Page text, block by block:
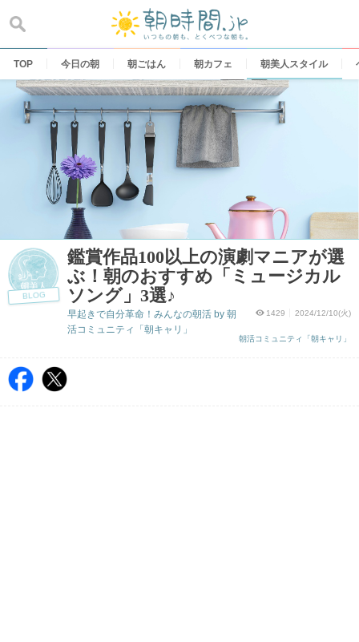
content
TOP 今日の朝 朝ごはん 朝カフェ 朝美人スタイル
BLOG
鑑賞作品100以上の演劇マニアが選
ぶ！朝のおすすめ「ミュージカル
ソング」3選♪
1429 2024/12/10(火)
朝活コミュニティ「朝キャリ」
早起きで自分革命！みんなの朝活 by 朝
活コミュニティ「朝キャリ」